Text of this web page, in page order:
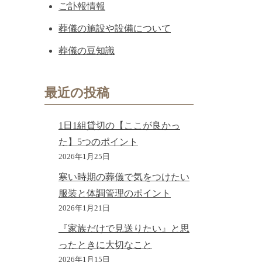
ご訃報情報
葬儀の施設や設備について
葬儀の豆知識
最近の投稿
1日1組貸切の【ここが良かっ
た】5つのポイント
2026年1月25日
寒い時期の葬儀で気をつけたい
服装と体調管理のポイント
2026年1月21日
『家族だけで見送りたい』と思
ったときに大切なこと
2026年1月15日